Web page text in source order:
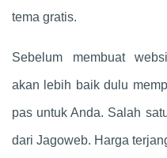
tema gratis.
Sebelum membuat
akan lebih baik dulu
pas untuk Anda. Salah
dari Jagoweb. Harga